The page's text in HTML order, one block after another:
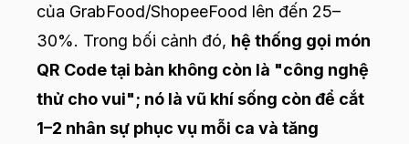
của GrabFood/ShopeeFood lên đến 25–
30%. Trong bối cảnh đó, hệ thống gọi món
QR Code tại bàn không còn là "công nghệ
thử cho vui"; nó là vũ khí sống còn để cắt
1–2 nhân sự phục vụ mỗi ca và tăng